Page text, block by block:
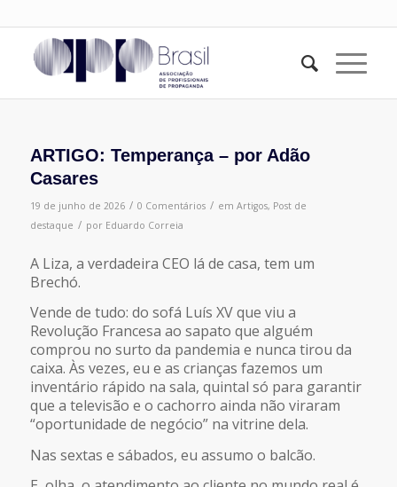
ARTIGO: Temperança – por Adão
Casares
19 de junho de 2026 / 0 Comentários / em Artigos, Post de
destaque / por Eduardo Correia
A Liza, a verdadeira CEO lá de casa, tem um
Brechó.
Vende de tudo: do sofá Luís XV que viu a
Revolução Francesa ao sapato que alguém
comprou no surto da pandemia e nunca tirou da
caixa. Às vezes, eu e as crianças fazemos um
inventário rápido na sala, quintal só para garantir
que a televisão e o cachorro ainda não viraram
“oportunidade de negócio” na vitrine dela.
Nas sextas e sábados, eu assumo o balcão.